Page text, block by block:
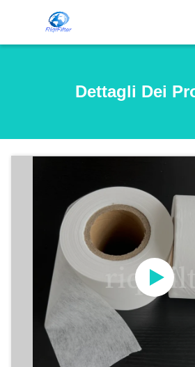
Dettagli Dei